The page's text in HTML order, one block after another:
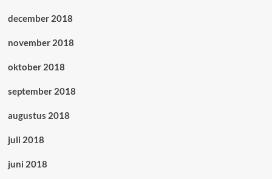
december 2018
november 2018
oktober 2018
september 2018
augustus 2018
juli 2018
juni 2018